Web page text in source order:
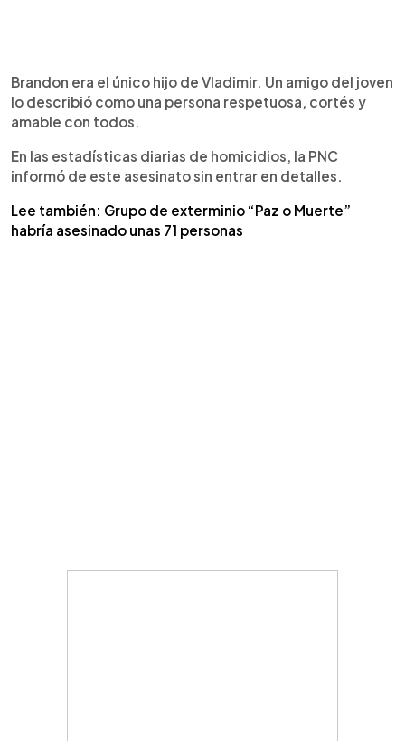
Brandon era el único hijo de Vladimir. Un amigo del joven
lo describió como una persona respetuosa, cortés y
amable con todos.
En las estadísticas diarias de homicidios, la PNC
informó de este asesinato sin entrar en detalles.
Lee también: Grupo de exterminio “Paz o Muerte”
habría asesinado unas 71 personas